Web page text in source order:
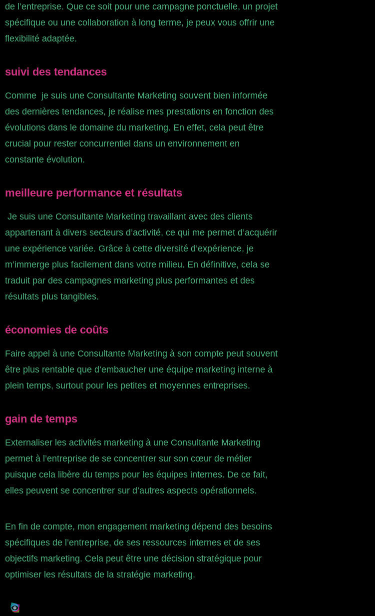
de l’entreprise. Que ce soit pour une campagne ponctuelle, un projet
spécifique ou une collaboration à long terme, je peux vous offrir une
flexibilité adaptée.
suivi des tendances
Comme je suis une Consultante Marketing souvent bien informée
des dernières tendances, je réalise mes prestations en fonction des
évolutions dans le domaine du marketing. En effet, cela peut être
crucial pour rester concurrentiel dans un environnement en
constante évolution.
meilleure performance et résultats
Je suis une Consultante Marketing travaillant avec des clients
appartenant à divers secteurs d’activité, ce qui me permet d’acquérir
une expérience variée. Grâce à cette diversité d’expérience, je
m’immerge plus facilement dans votre milieu. En définitive, cela se
traduit par des campagnes marketing plus performantes et des
résultats plus tangibles.
économies de coûts
Faire appel à une Consultante Marketing à son compte peut souvent
être plus rentable que d’embaucher une équipe marketing interne à
plein temps, surtout pour les petites et moyennes entreprises.
gain de temps
Externaliser les activités marketing à une Consultante Marketing
permet à l’entreprise de se concentrer sur son cœur de métier
puisque cela libère du temps pour les équipes internes. De ce fait,
elles peuvent se concentrer sur d’autres aspects opérationnels.
En fin de compte, mon engagement marketing dépend des besoins
spécifiques de l’entreprise, de ses ressources internes et de ses
objectifs marketing. Cela peut être une décision stratégique pour
optimiser les résultats de la stratégie marketing.